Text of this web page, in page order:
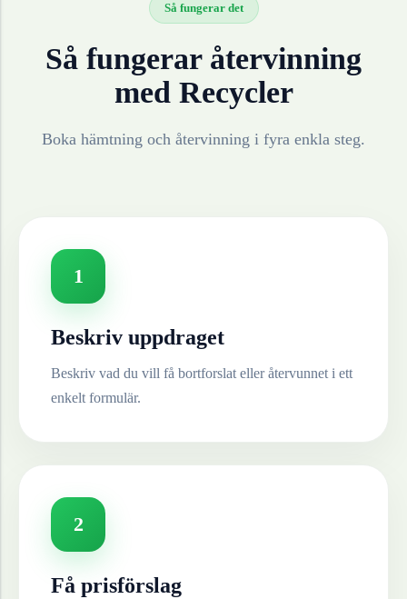
Så fungerar det
Så fungerar återvinning
med Recycler
Boka hämtning och återvinning i fyra enkla steg.
1
Beskriv uppdraget
Beskriv vad du vill få bortforslat eller återvunnet i ett
enkelt formulär.
2
Få prisförslag